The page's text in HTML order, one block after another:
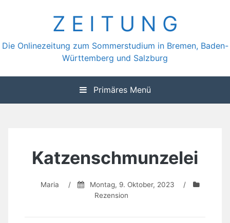
Z E I T U N G
Die Onlinezeitung zum Sommerstudium in Bremen, Baden-
Württemberg und Salzburg
Primäres Menü
Katzenschmunzelei
Maria / Montag, 9. Oktober, 2023
/
Rezension